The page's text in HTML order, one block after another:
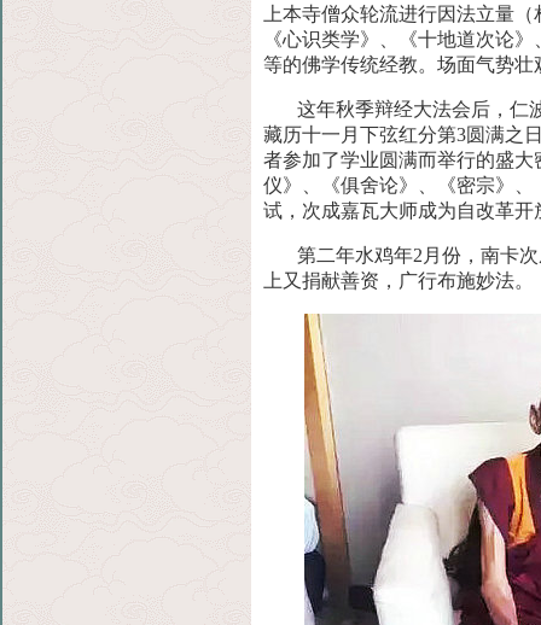
上本寺僧众轮流进行因法立量
《心识类学》、《十地道次论
等的佛学传统经教。场面气势
这年秋季辩经大法会后，仁
藏历十一月下弦红分第3圆满之
者参加了学业圆满而举行的盛
仪》、《俱舍论》、《密宗》
试， 次成嘉瓦大师成为自改革
第二年水鸡年2月份，南卡
上又捐献善资，广行布施妙法。